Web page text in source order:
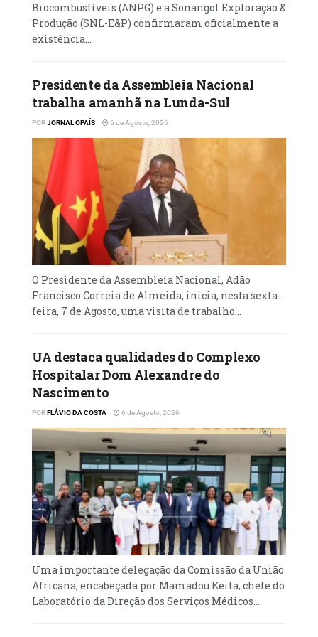
das Nações Unidas.
Biocombustíveis (ANPG) e a Sonangol Exploração &
Produção (SNL-E&P) confirmaram oficialmente a
existência...
Presidente da Assembleia Nacional
trabalha amanhã na Lunda-Sul
PORJORNAL OPAÍS 6 de Agosto, 2026
O Presidente da Assembleia Nacional, Adão
Francisco Correia de Almeida, inicia, nesta sexta-
feira, 7 de Agosto, uma visita de trabalho...
UA destaca qualidades do Complexo
Hospitalar Dom Alexandre do
Nascimento
PORFLÁVIO DA COSTA 6 de Agosto, 2026
Uma importante delegação da Comissão da União
Africana, encabeçada por Mamadou Keita, chefe do
Laboratório da Direção dos Serviços Médicos...